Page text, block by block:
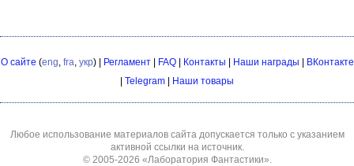
О сайте (eng, fra, укр) | Регламент| FAQ| Контакты Наши награды
ВКонтакте
Telegram Наши товары
Любое использование материалов сайта допускается только с указанием
активной ссылки на источник.
© 2005-2026 «Лаборатория Фантастики».